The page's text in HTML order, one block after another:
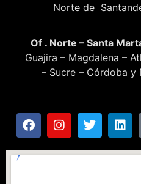
Norte de
Of . Norte – Santa
Guajira – Magdalena –
– Sucre – Córdoba y